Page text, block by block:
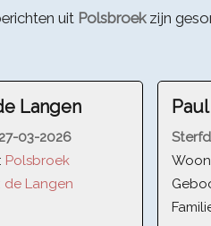
uit Polsbroekzijn
Langen
27-03-2026
Polsbroek
de Langen